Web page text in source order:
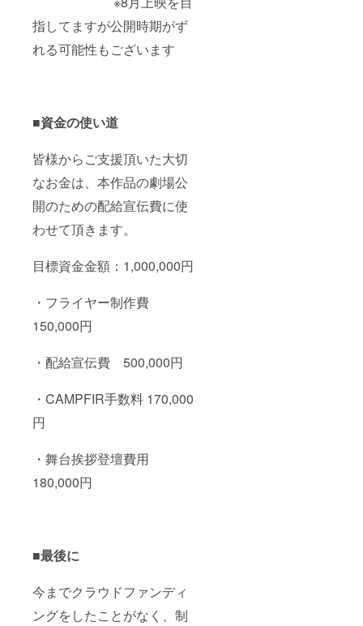
指してますが公開時期がず
れる可能性もございます
■資金の使い道
皆様からご支援頂いた大切
なお金は、本作品の劇場公
開のための配給宣伝費に使
わせて頂きます。
目標資金金額：1,000,000円
・フライヤー制作費
150,000円
・配給宣伝費 500,000円
・CAMPFIR手数料 170,000
円
・舞台挨拶登壇費用
180,000円
■最後に
今までクラウドファンディ
ングをしたことがなく、制